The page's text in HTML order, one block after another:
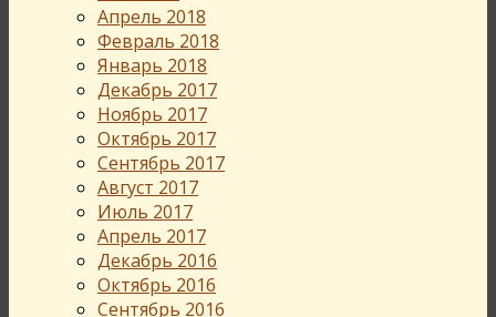
Апрель 2018
Февраль 2018
Январь 2018
Декабрь 2017
Ноябрь 2017
Октябрь 2017
Сентябрь 2017
Август 2017
Июль 2017
Апрель 2017
Декабрь 2016
Октябрь 2016
Сентябрь 2016